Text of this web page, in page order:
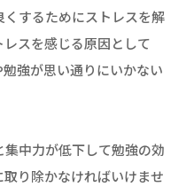
するためにストレスを解
スを感じる原因として
強が思い通りにいかない
中力が低下して勉強の効
り除かなければいけませ